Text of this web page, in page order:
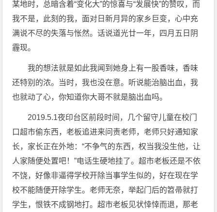
某地时，总暗含着“变化大”的惊喜与“发展快”的赞叹，而
我不是，此刻的我，面对日新月异的家乡巨变，心中充
满说不尽的失落与怅然。话说道光廿一年，四月五日阴
霾现。
我的想法就是如此我闻到她身上有一股香味，香味
还特别的浓。当时，我也没在意。听说能治脑出血，我
也就动了心，你知道你大哥不就是脑出血吗。
2019.5.1夜印台区前段时间，几个留守儿童在校门
口超市偷东西，老板追进来问责老师，老师只好通知家
长，家长正在外地：“不争气的东西，权当我没生他，让
人家随便处置吧！”电话生硬地挂了。超市老板还是不依
不饶，好像非逼得学校开除当事学生似的，好在现在学
校不能随便开除学生。老师无奈，举起门后的笤帚就打
学生，恨铁不成钢地打。超市老板见状悻悻而退，那老